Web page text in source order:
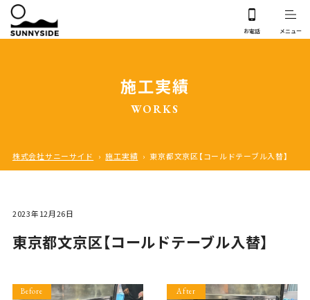
施工実績
WORKS
株式会社サニーサイド › 施工実績 › 東京都文京区【コールドテーブル入替】
2023年12月26日
東京都文京区【コールドテーブル入替】